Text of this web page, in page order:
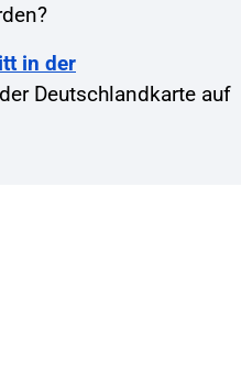
in der
Deutschlandkarte auf